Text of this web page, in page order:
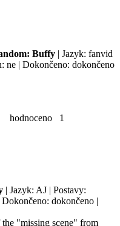
Buffy | Jazyk: fanvid
ne | Dokončeno: dokončeno
hodnoceno 1
| Jazyk: AJ | Postavy:
dokončeno |
"missing scene" from